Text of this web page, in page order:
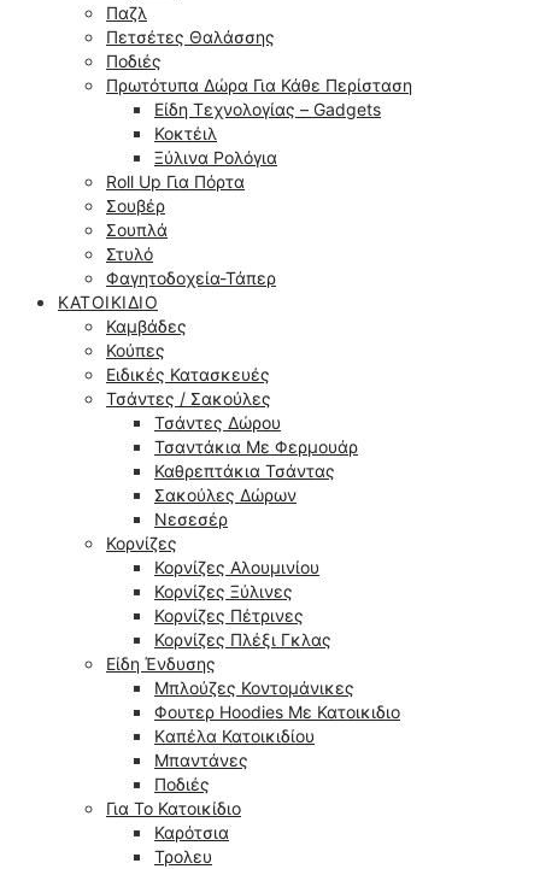
Παζλ
Πετσέτες Θαλάσσης
Ποδιές
Πρωτότυπα Δώρα Για Κάθε Περίσταση
Είδη Τεχνολογίας – Gadgets
Κοκτέιλ
Ξύλινα Ρολόγια
Roll Up Για Πόρτα
Σουβέρ
Σουπλά
Στυλό
Φαγητοδοχεία-Τάπερ
ΚΑΤΟΙΚΊΔΙΟ
Καμβάδες
Κούπες
Ειδικές Κατασκευές
Τσάντες / Σακούλες
Τσάντες Δώρου
Τσαντάκια Με Φερμουάρ
Καθρεπτάκια Τσάντας
Σακούλες Δώρων
Νεσεσέρ
Κορνίζες
Κορνίζες Αλουμινίου
Κορνίζες Ξύλινες
Κορνίζες Πέτρινες
Κορνίζες Πλέξι Γκλας
Είδη Ένδυσης
Μπλούζες Κοντομάνικες
Φουτερ Hoodies Με Κατοικιδιο
Kαπέλα Κατοικιδίου
Μπαντάνες
Ποδιές
Για Το Κατοικίδιο
Καρότσια
Τρολευ